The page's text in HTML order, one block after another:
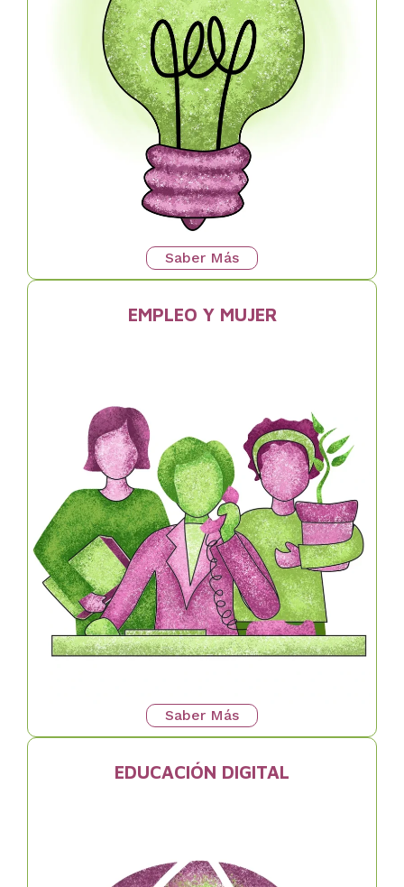
Saber Más
EMPLEO Y MUJER
Saber Más
EDUCACIÓN DIGITAL